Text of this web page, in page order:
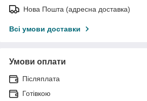
Нова Пошта (адресна доставка)
Всі умови доставки
Умови оплати
Післяплата
Готівкою